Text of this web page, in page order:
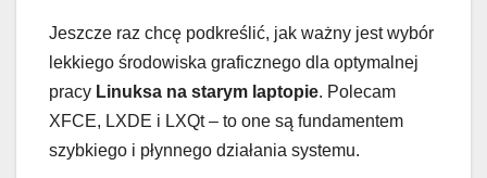
Jeszcze raz chcę podkreślić, jak ważny jest wybór
lekkiego środowiska graficznego dla optymalnej
pracy Linuksa na starym laptopie. Polecam
XFCE, LXDE i LXQt – to one są fundamentem
szybkiego i płynnego działania systemu.